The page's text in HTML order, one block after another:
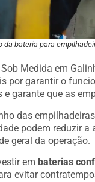
da bateria para
Medida em
por garantir o
e garante que as
das
podem reduzir
geral da operação.
em baterias
evitar